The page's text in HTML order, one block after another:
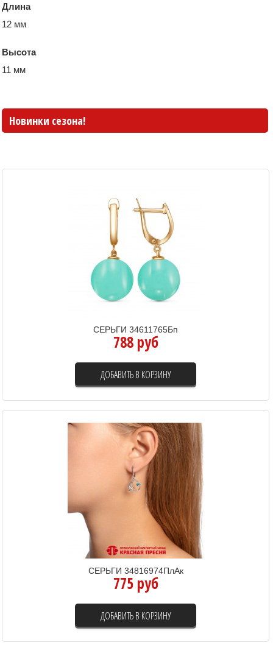
Длина
12 мм
Высота
11 мм
Новинки сезона!
СЕРЬГИ 34611765Бп
788 руб
ДОБАВИТЬ В КОРЗИНУ
СЕРЬГИ 34816974ПлАк
775 руб
ДОБАВИТЬ В КОРЗИНУ